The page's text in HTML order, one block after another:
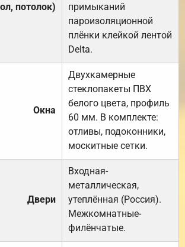
потолок)
примыканий
пароизоляционной
плёнки клейкой лентой
Delta.
Окна
Двухкамерные
стеклопакеты ПВХ
белого цвета, профиль
60 мм. В комплекте:
отливы, подоконники,
москитные сетки.
Двери
Входная-
металлическая,
утеплённая (Россия).
Межкомнатные-
филёнчатые.